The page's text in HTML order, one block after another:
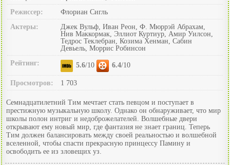
Режиссер:
Флориан Сигль
Актеры:
Джек Вульф, Иван Реон, Ф. Мюррэй Абрахам,
Нив Маккормак, Эллиот Куртиур, Амир Уилсон,
Тедрос Теклебран, Козима Хенман, Сабин
Девьель, Моррис Робинсон
Рейтинг:
5.6/10 6.4/10
Просмотров: 1 703
Семнадцатилетний Тим мечтает стать певцом и поступает в
престижную музыкальную школу. Однако он обнаруживает, что мир
школы полон интриг и недоброжелателей. Волшебные двери
открывают ему новый мир, где фантазия не знает границ. Теперь
Тим должен балансировать между своей реальностью и волшебной
вселенной, чтобы спасти прекрасную принцессу Памину и
освободить ее из зловещих уз.